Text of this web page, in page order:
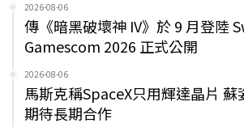
2026-08-06
傳《暗黑破壞神 IV》於 9 月登陸
Gamescom 2026 正式公開
2026-08-06
馬斯克稱SpaceX只用輝達晶片 蘇
期待長期合作